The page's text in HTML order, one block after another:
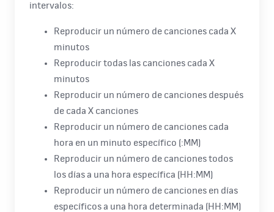
intervalos:
Reproducir un número de canciones cada X
minutos
Reproducir todas las canciones cada X
minutos
Reproducir un número de canciones después
de cada X canciones
Reproducir un número de canciones cada
hora en un minuto específico (:MM)
Reproducir un número de canciones todos
los días a una hora específica (HH:MM)
Reproducir un número de canciones en días
específicos a una hora determinada (HH:MM)